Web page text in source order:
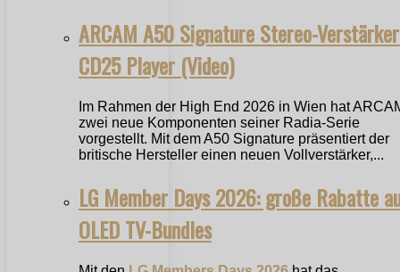
ARCAM A50 Signature Stereo-
CD25 Player (Video)
Im Rahmen der High End 2026 in Wien hat
zwei neue Komponenten seiner Radia-Serie
vorgestellt. Mit dem A50 Signature präsentiert der
britische Hersteller einen neuen Vollverstärker,...
LG Member Days 2026: große Rabatte
OLED TV-Bundles